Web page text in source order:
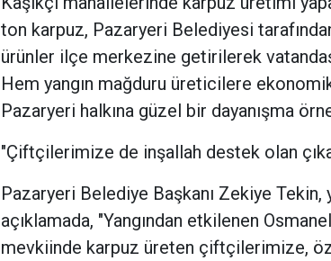
ton karpuz, Pazaryeri Belediyesi tarafından
ürünler ilçe merkezine getirilerek
Hem yangın mağduru üreticilere
Pazaryeri halkına güzel bir dayanışma
"Çiftçilerimize de inşallah destek olan
Pazaryeri Belediye Başkanı Zekiye Tekin,
açıklamada, "Yangından etkilenen
mevkiinde karpuz üreten çiftçilerimize,